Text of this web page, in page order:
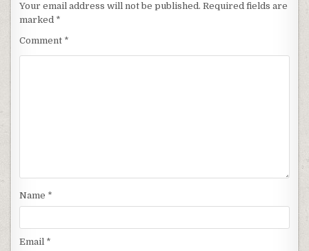
Your email address will not be published. Required fields are
marked *
Comment *
Name *
Email *